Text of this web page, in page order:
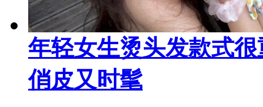
年轻女生烫头发款式
俏皮又时髦